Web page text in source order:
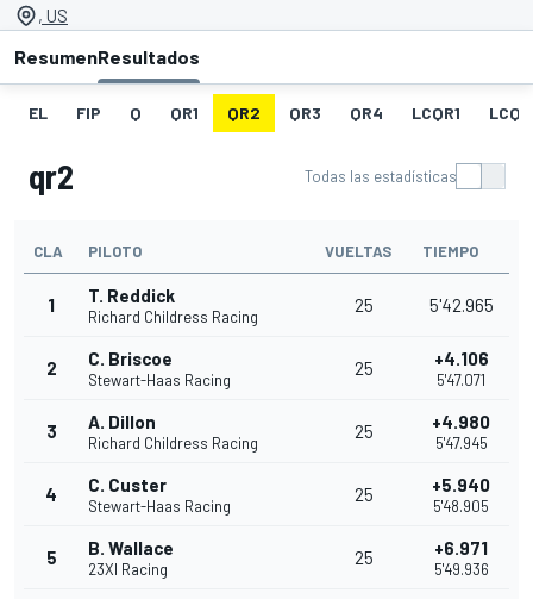
, US
ResumenResultados
EL FIP Q QR1 QR2 QR3 QR4 LCQR1
qr2 Todas las estadísticas
CLA PILOTO VUELTAS TIEMPO
1 T. Reddick
Richard Childress Racing
25 5'42.965
2 C. Briscoe
Stewart-Haas Racing
25 +4.106
5'47.071
3 A. Dillon
Richard Childress Racing
25 +4.980
5'47.945
4 C. Custer
Stewart-Haas Racing
25 +5.940
5'48.905
5 B. Wallace
23XI Racing
25 +6.971
5'49.936